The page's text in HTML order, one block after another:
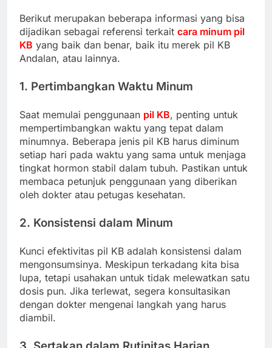
Berikut merupakan beberapa informasi yang bisa
dijadikan sebagai referensi terkait cara minum pil
KB yang baik dan benar, baik itu merek pil KB
Andalan, atau lainnya.
1. Pertimbangkan Waktu Minum
Saat memulai penggunaan pil KB, penting untuk
mempertimbangkan waktu yang tepat dalam
minumnya. Beberapa jenis pil KB harus diminum
setiap hari pada waktu yang sama untuk menjaga
tingkat hormon stabil dalam tubuh. Pastikan untuk
membaca petunjuk penggunaan yang diberikan
oleh dokter atau petugas kesehatan.
2. Konsistensi dalam Minum
Kunci efektivitas pil KB adalah konsistensi dalam
mengonsumsinya. Meskipun terkadang kita bisa
lupa, tetapi usahakan untuk tidak melewatkan satu
dosis pun. Jika terlewat, segera konsultasikan
dengan dokter mengenai langkah yang harus
diambil.